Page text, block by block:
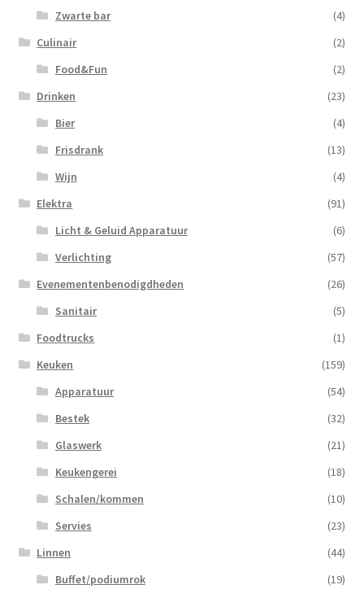
Zwarte bar
(4)
Culinair
(2)
Food&Fun
(2)
Drinken
(23)
Bier
(4)
Frisdrank
(13)
Wijn
(4)
Elektra
(91)
Licht & Geluid Apparatuur
(6)
Verlichting
(57)
Evenementenbenodigdheden
(26)
Sanitair
(5)
Foodtrucks
(1)
Keuken
(159)
Apparatuur
(54)
Bestek
(32)
Glaswerk
(21)
Keukengerei
(18)
Schalen/kommen
(10)
Servies
(23)
Linnen
(44)
Buffet/podiumrok
(19)